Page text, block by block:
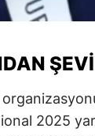
Karaman
Batman
Şırnak
2025